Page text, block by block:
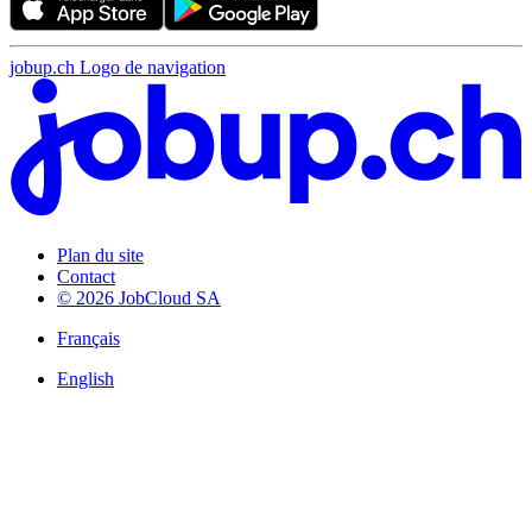
jobup.ch Logo de navigation
Plan du site
Contact
© 2026 JobCloud SA
Français
English